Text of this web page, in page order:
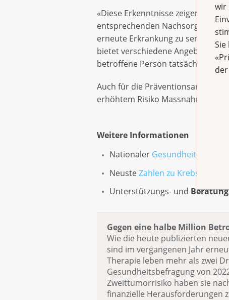
wir
«Diese Erkenntnisse zeigen, wie
entsprechenden Nachsorgeplan
erneute Erkrankung zu senken»,
bietet verschiedene Angebote für
betroffene Person tatsächlich an
Auch für die Präventionsarbeit
erhöhtem Risiko Massnahmen im
Weitere Informationen
Nationaler Gesundheitsbericht
NeusteZahlen zu Krebs
in der
Unterstützungs- und
Gegen eine halbe Million
Wie die heute publizierten
sind im vergangenen Jahr
Therapie leben mehr als zwei
Gesundheitsbefragung von
Zweittumorrisiko haben sie
finanzielle Herausforderungen